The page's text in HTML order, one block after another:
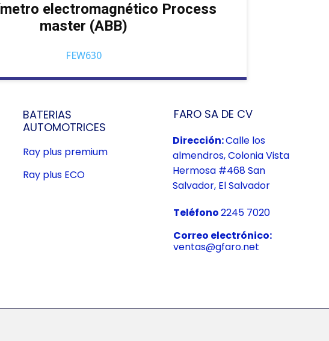
electromagnético Process
master (ABB)
FEW630
BATERIAS
AUTOMOTRICES
Ray plus premium
Ray plus ECO
FARO SA DE CV
Dirección:Calle los
almendros, Colonia Vista
Hermosa #468 San
Salvador, El Salvador
Teléfono2245 7020
Correo electrónico:
ventas@gfaro.net